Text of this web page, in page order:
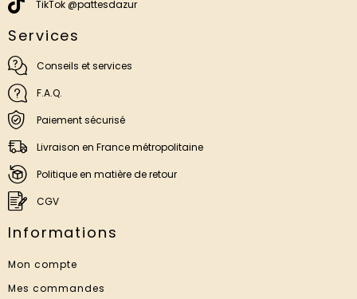
TikTok @pattesdazur
Services
Conseils et services
F.A.Q.
Paiement sécurisé
Livraison en France métropolitaine
Politique en matière de retour
CGV
Informations
Mon compte
Mes commandes